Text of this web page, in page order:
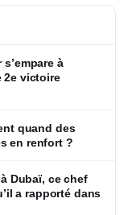
à
2e victoire
quand des
en renfort ?
Dubaï, ce chef
a rapporté dans